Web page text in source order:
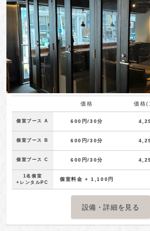
価格 価格
個室ブース A 600円/30分
個室ブース B 600円/30分
個室ブース C 600円/30分
1名個室
+レンタルPC
個室料金 + 1,100円
設備・詳細を見る